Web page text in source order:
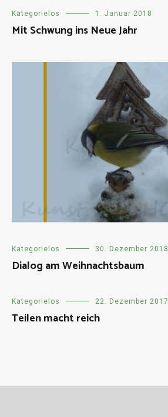
Kategorielos 1. Januar 2018
Mit Schwung ins Neue Jahr
Kategorielos 30. Dezember 2018
Dialog am Weihnachtsbaum
Kategorielos 22. Dezember 2017
Teilen macht reich